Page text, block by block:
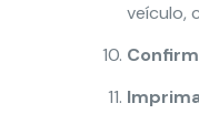
veículo,